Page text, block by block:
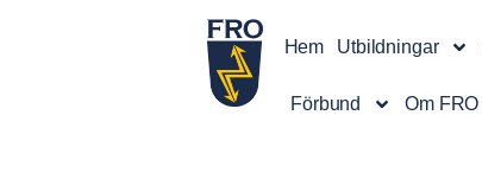
Hem Utbildningar
Förbund Om FRO